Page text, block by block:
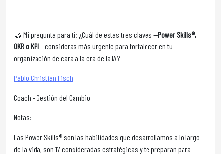
🤝 Mi pregunta para ti: ¿Cuál de estas tres claves —Power Skills®,
OKR o KPI— consideras más urgente para fortalecer en tu
organización de cara a la era de la IA?
Pablo Christian Fisch
Coach - Gestión del Cambio
Notas:
Las Power Skills® son las habilidades que desarrollamos a lo largo
de la vida, son 17 consideradas estratégicas y te preparan para